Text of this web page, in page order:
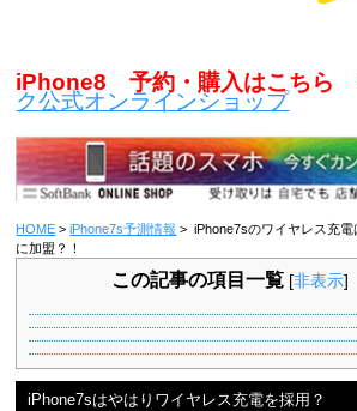
iPhone8 予約・購入はこち
ク公式オンラインショップ
HOME >iPhone7s予測情報 > iPhone7sのワイヤレス充電
に加盟？！
この記事の項目一覧 [非表示]
iPhone7sはやはりワイヤレス充電を採用？